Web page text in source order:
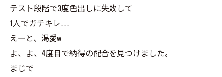
テスト段階で3度色出しに失敗して
1人でガチキレ……
えーと、渇愛w
よ、よ、4度目で納得の配合を見つけました。
まじで